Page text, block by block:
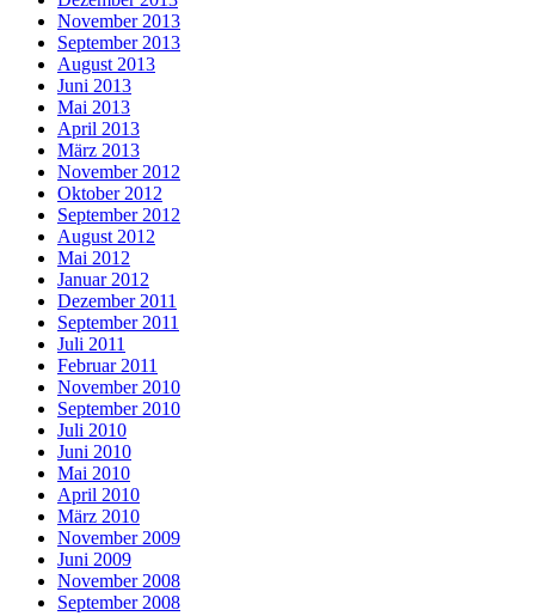
November 2013
September 2013
August 2013
Juni 2013
Mai 2013
April 2013
März 2013
November 2012
Oktober 2012
September 2012
August 2012
Mai 2012
Januar 2012
Dezember 2011
September 2011
Juli 2011
Februar 2011
November 2010
September 2010
Juli 2010
Juni 2010
Mai 2010
April 2010
März 2010
November 2009
Juni 2009
November 2008
September 2008